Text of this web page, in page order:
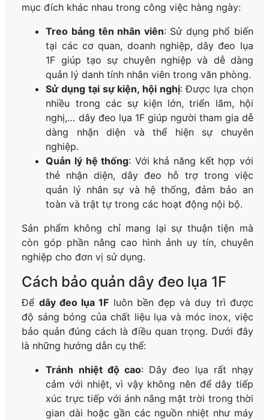
mục đích khác nhau trong công việc hàng ngày:
Treo bảng tên nhân viên: Sử dụng phổ biến
tại các cơ quan, doanh nghiệp, dây đeo lụa
1F giúp tạo sự chuyên nghiệp và dễ dàng
quản lý danh tính nhân viên trong văn phòng.
Sử dụng tại sự kiện, hội nghị: Được lựa chọn
nhiều trong các sự kiện lớn, triển lãm, hội
nghị,… dây đeo lụa 1F giúp người tham gia dễ
dàng nhận diện và thể hiện sự chuyên
nghiệp.
Quản lý hệ thống: Với khả năng kết hợp với
thẻ nhận diện, dây đeo hỗ trợ trong việc
quản lý nhân sự và hệ thống, đảm bảo an
toàn và trật tự trong các hoạt động nội bộ.
Sản phẩm không chỉ mang lại sự thuận tiện mà
còn góp phần nâng cao hình ảnh uy tín, chuyên
nghiệp cho đơn vị sử dụng.
Cách bảo quản dây đeo lụa 1F
Để dây đeo lụa 1F luôn bền đẹp và duy trì được
độ sáng bóng của chất liệu lụa và móc inox, việc
bảo quản đúng cách là điều quan trọng. Dưới đây
là những hướng dẫn cụ thể:
Tránh nhiệt độ cao: Dây đeo lụa rất nhạy
cảm với nhiệt, vì vậy không nên để dây tiếp
xúc trực tiếp với ánh nắng mặt trời trong thời
gian dài hoặc gần các nguồn nhiệt như máy